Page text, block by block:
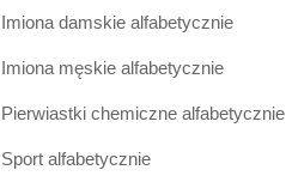
Imiona damskie alfabetycznie
Imiona męskie alfabetycznie
Pierwiastki chemiczne alfabetycznie
Sport alfabetycznie